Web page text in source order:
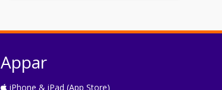
Appar
iPhone & iPad (App Store)